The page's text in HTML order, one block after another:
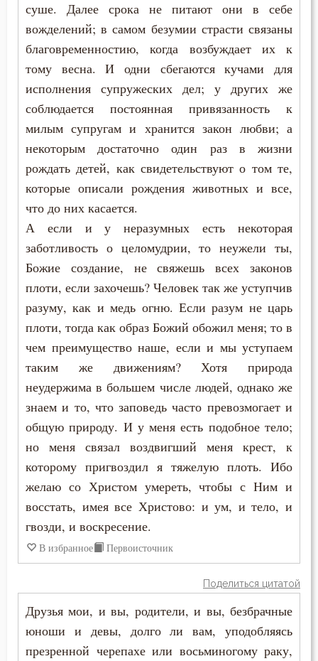
Жизнь
Зависть
Загробная жизнь
Закон Божий
Здоровье
Зло
Искушение
Исправление
Истина
Клятва
Крест
Крещение
Кротость
Лень
Ложь
Лукавство
суше. Далее срока не питают они в себе
вожделений; в самом безумии страсти связаны
благовременностию, когда возбуждает их к
тому весна. И одни сбегаются кучами для
исполнения супружеских дел; у других же
соблюдается постоянная привязанность к
милым супругам и хранится закон любви; а
некоторым достаточно один раз в жизни
рождать детей, как свидетельствуют о том те,
которые описали рождения животных и все,
что до них касается.
А если и у неразумных есть некоторая
заботливость о целомудрии, то неужели ты,
Божие создание, не свяжешь всех законов
плоти, если захочешь? Человек так же уступчив
разуму, как и медь огню. Если разум не царь
плоти, тогда как образ Божий обожил меня; то в
чем преимущество наше, если и мы уступаем
таким же движениям? Хотя природа
неудержима в большем числе людей, однако же
знаем и то, что заповедь часто превозмогает и
общую природу. И у меня есть подобное тело;
но меня связал воздвигший меня крест, к
которому пригвоздил я тяжелую плоть. Ибо
желаю со Христом умереть, чтобы с Ним и
восстать, имея все Христово: и ум, и тело, и
гвозди, и воскресение.
В избранное Первоисточник
Поделиться цитатой
Друзья мои, и вы, родители, и вы, безбрачные
юноши и девы, долго ли вам, уподобляясь
презренной черепахе или восьминогому раку,